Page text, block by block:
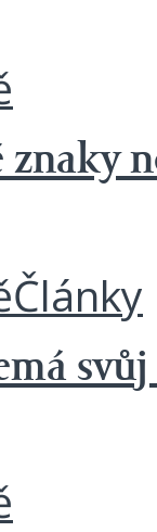
znaky
Články